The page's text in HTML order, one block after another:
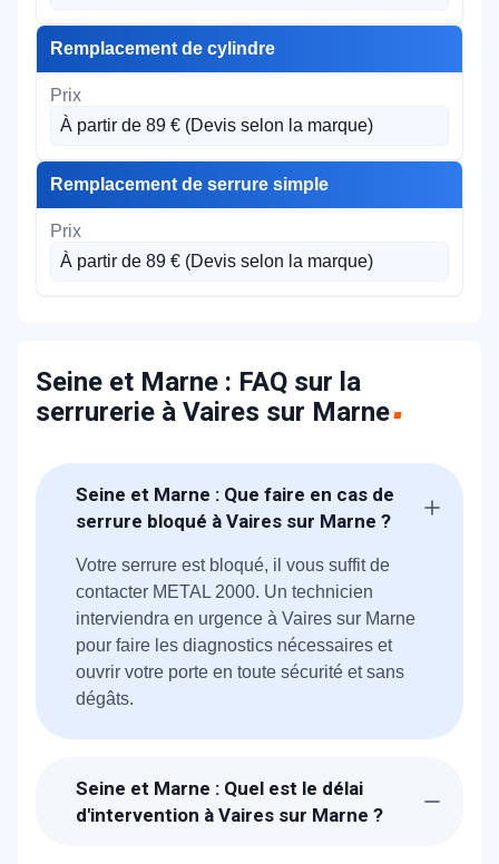
Remplacement de cylindre
À partir de 89 € (Devis selon la marque)
Remplacement de serrure simple
À partir de 89 € (Devis selon la marque)
Seine et Marne : FAQ sur la
serrurerie à Vaires sur Marne
Seine et Marne : Que faire en cas de
serrure bloqué à Vaires sur Marne ?
Votre serrure est bloqué, il vous suffit de
contacter METAL 2000. Un technicien
interviendra en urgence à Vaires sur Marne
pour faire les diagnostics nécessaires et
ouvrir votre porte en toute sécurité et sans
dégâts.
Seine et Marne : Quel est le délai
d'intervention à Vaires sur Marne ?